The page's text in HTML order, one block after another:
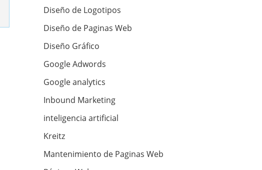
Diseño de Logotipos
Diseño de Paginas Web
Diseño Gráfico
Google Adwords
Google analytics
Inbound Marketing
inteligencia artificial
Kreitz
Mantenimiento de Paginas Web